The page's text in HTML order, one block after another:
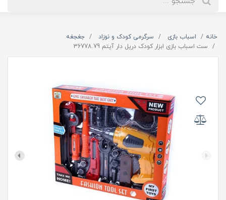
خانه اسباب بازی سرگرمی کودک و نوزاد
جغجغه
ست اسباب بازی ابزار کودک دریل دار آیتم 36778.79